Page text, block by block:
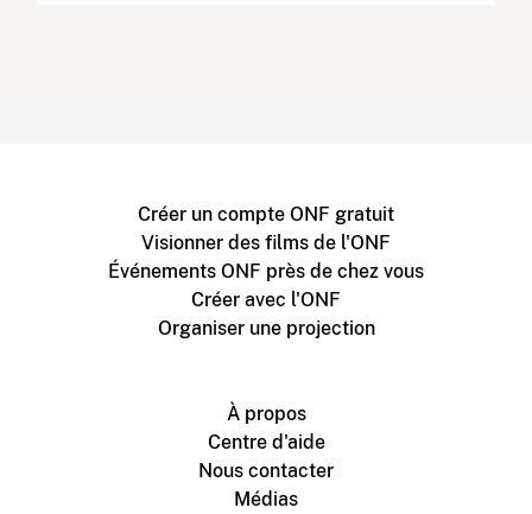
Créer un compte ONF gratuit
Visionner des films de l'ONF
Événements ONF près de chez vous
Créer avec l'ONF
Organiser une projection
À propos
Centre d'aide
Nous contacter
Médias